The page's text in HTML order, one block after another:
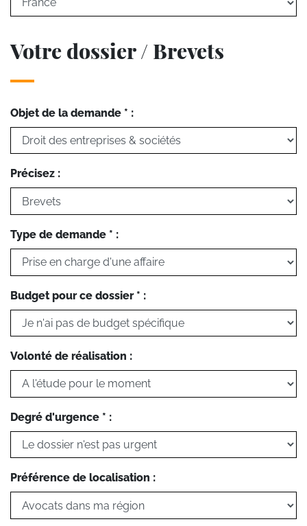
Votre dossier / Brevets
Objet de la demande * :
Précisez :
Type de demande * :
Budget pour ce dossier * :
Volonté de réalisation :
Degré d'urgence * :
Préférence de localisation :